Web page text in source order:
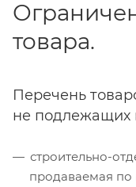
товара.
Перечень
не подлежащих
строительно-
продаваемая